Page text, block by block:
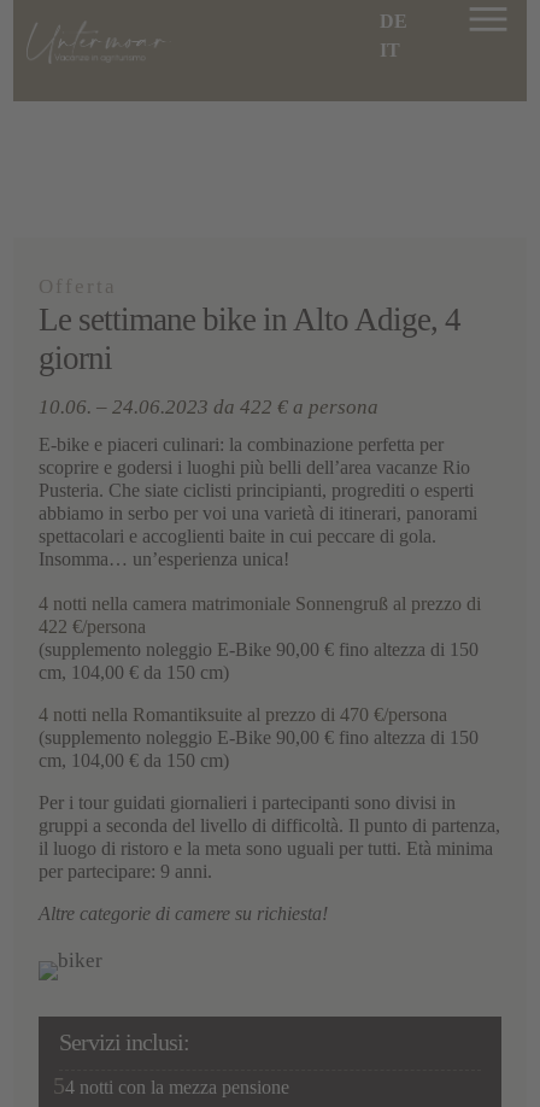
DE
IT
Offerta
Le settimane bike in Alto Adige, 4
giorni
10.06. – 24.06.2023 da 422 € a persona
E-bike e piaceri culinari: la combinazione perfetta per
scoprire e godersi i luoghi più belli dell’area vacanze Rio
Pusteria. Che siate ciclisti principianti, progrediti o esperti
abbiamo in serbo per voi una varietà di itinerari, panorami
spettacolari e accoglienti baite in cui peccare di gola.
Insomma… un’esperienza unica!
4 notti nella camera matrimoniale Sonnengruß al prezzo di
422 €/persona
(supplemento noleggio E-Bike 90,00 € fino altezza di 150
cm, 104,00 € da 150 cm)
4 notti nella Romantiksuite al prezzo di 470 €/persona
(supplemento noleggio E-Bike 90,00 € fino altezza di 150
cm, 104,00 € da 150 cm)
Per i tour guidati giornalieri i partecipanti sono divisi in
gruppi a seconda del livello di difficoltà. Il punto di partenza,
il luogo di ristoro e la meta sono uguali per tutti. Età minima
per partecipare: 9 anni.
Altre categorie di camere su richiesta!
Servizi inclusi:
4 notti con la mezza pensione